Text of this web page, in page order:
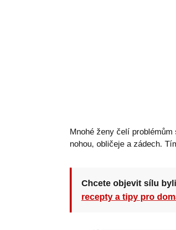
Mnohé ženy čelí
nohou, obličeje a zádech.
Chcete objevit sílu
recepty a tipy pro